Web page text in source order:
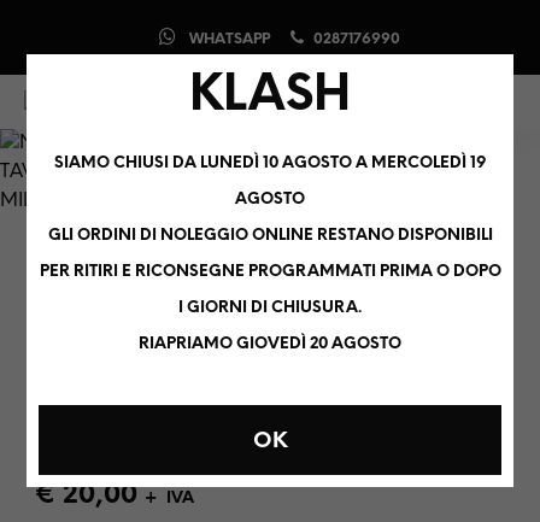
WHATSAPP 0287176990
0 0
TAVOLI E PEDANE
BIANCA 200X50X90 PER
TAVOLO CONSOLLE DJ
€20,00 + IVA
KLASH
SIAMO CHIUSI DA LUNEDÌ 10 AGOSTO A MERCOLEDÌ 19
AGOSTO
GLI ORDINI DI NOLEGGIO ONLINE RESTANO DISPONIBILI
PER RITIRI E RICONSEGNE PROGRAMMATI PRIMA O DOPO
I GIORNI DI CHIUSURA.
RIAPRIAMO GIOVEDÌ 20 AGOSTO
OK